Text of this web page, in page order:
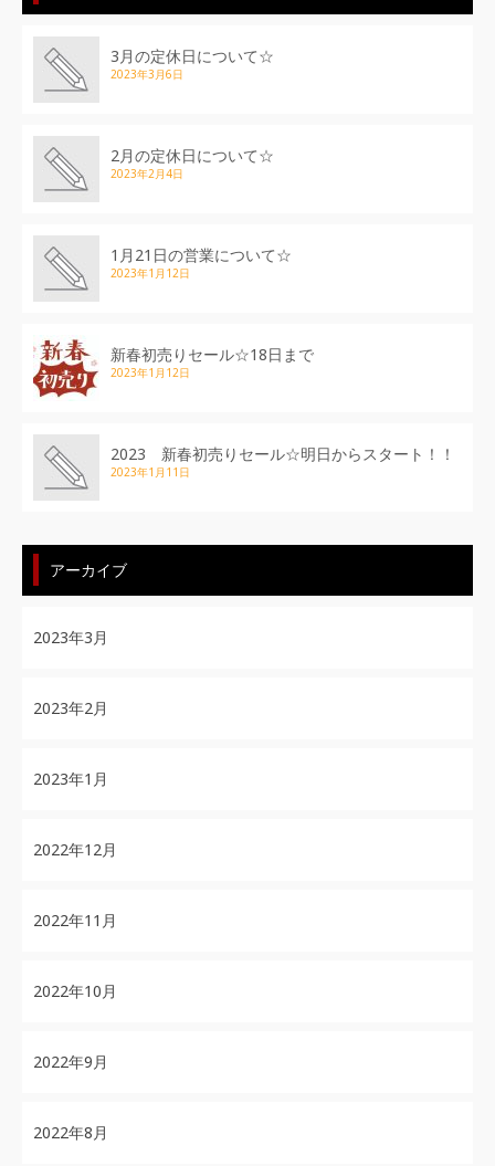
3月の定休日について☆
2023年3月6日
2月の定休日について☆
2023年2月4日
1月21日の営業について☆
2023年1月12日
新春初売りセール☆18日まで
2023年1月12日
2023 新春初売りセール☆明日からスタート！！
2023年1月11日
アーカイブ
2023年3月
2023年2月
2023年1月
2022年12月
2022年11月
2022年10月
2022年9月
2022年8月